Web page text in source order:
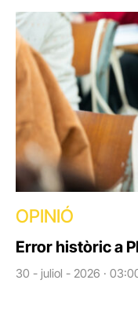
OPINIÓ
Error històric a
30 - juliol - 2026 ·